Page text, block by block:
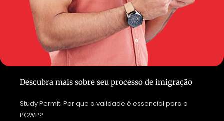
Descubra mais sobre seu processo de imigração
Study Permit: Por que a validade é essencial para o
PGWP?